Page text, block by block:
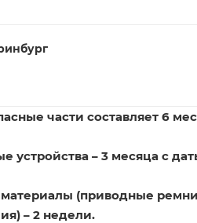
части составляет 6
устройства – 3 месяца с
(приводные
– 2 недели.